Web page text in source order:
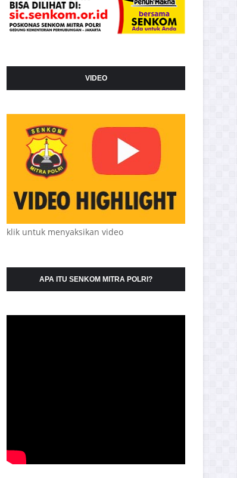
VIDEO
klik untuk menyaksikan video
APA ITU SENKOM MITRA POLRI?